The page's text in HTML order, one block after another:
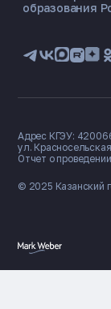
🏠
образования
© 2025 Казанский
Адрес КГЭУ:
ул.
Отчет о